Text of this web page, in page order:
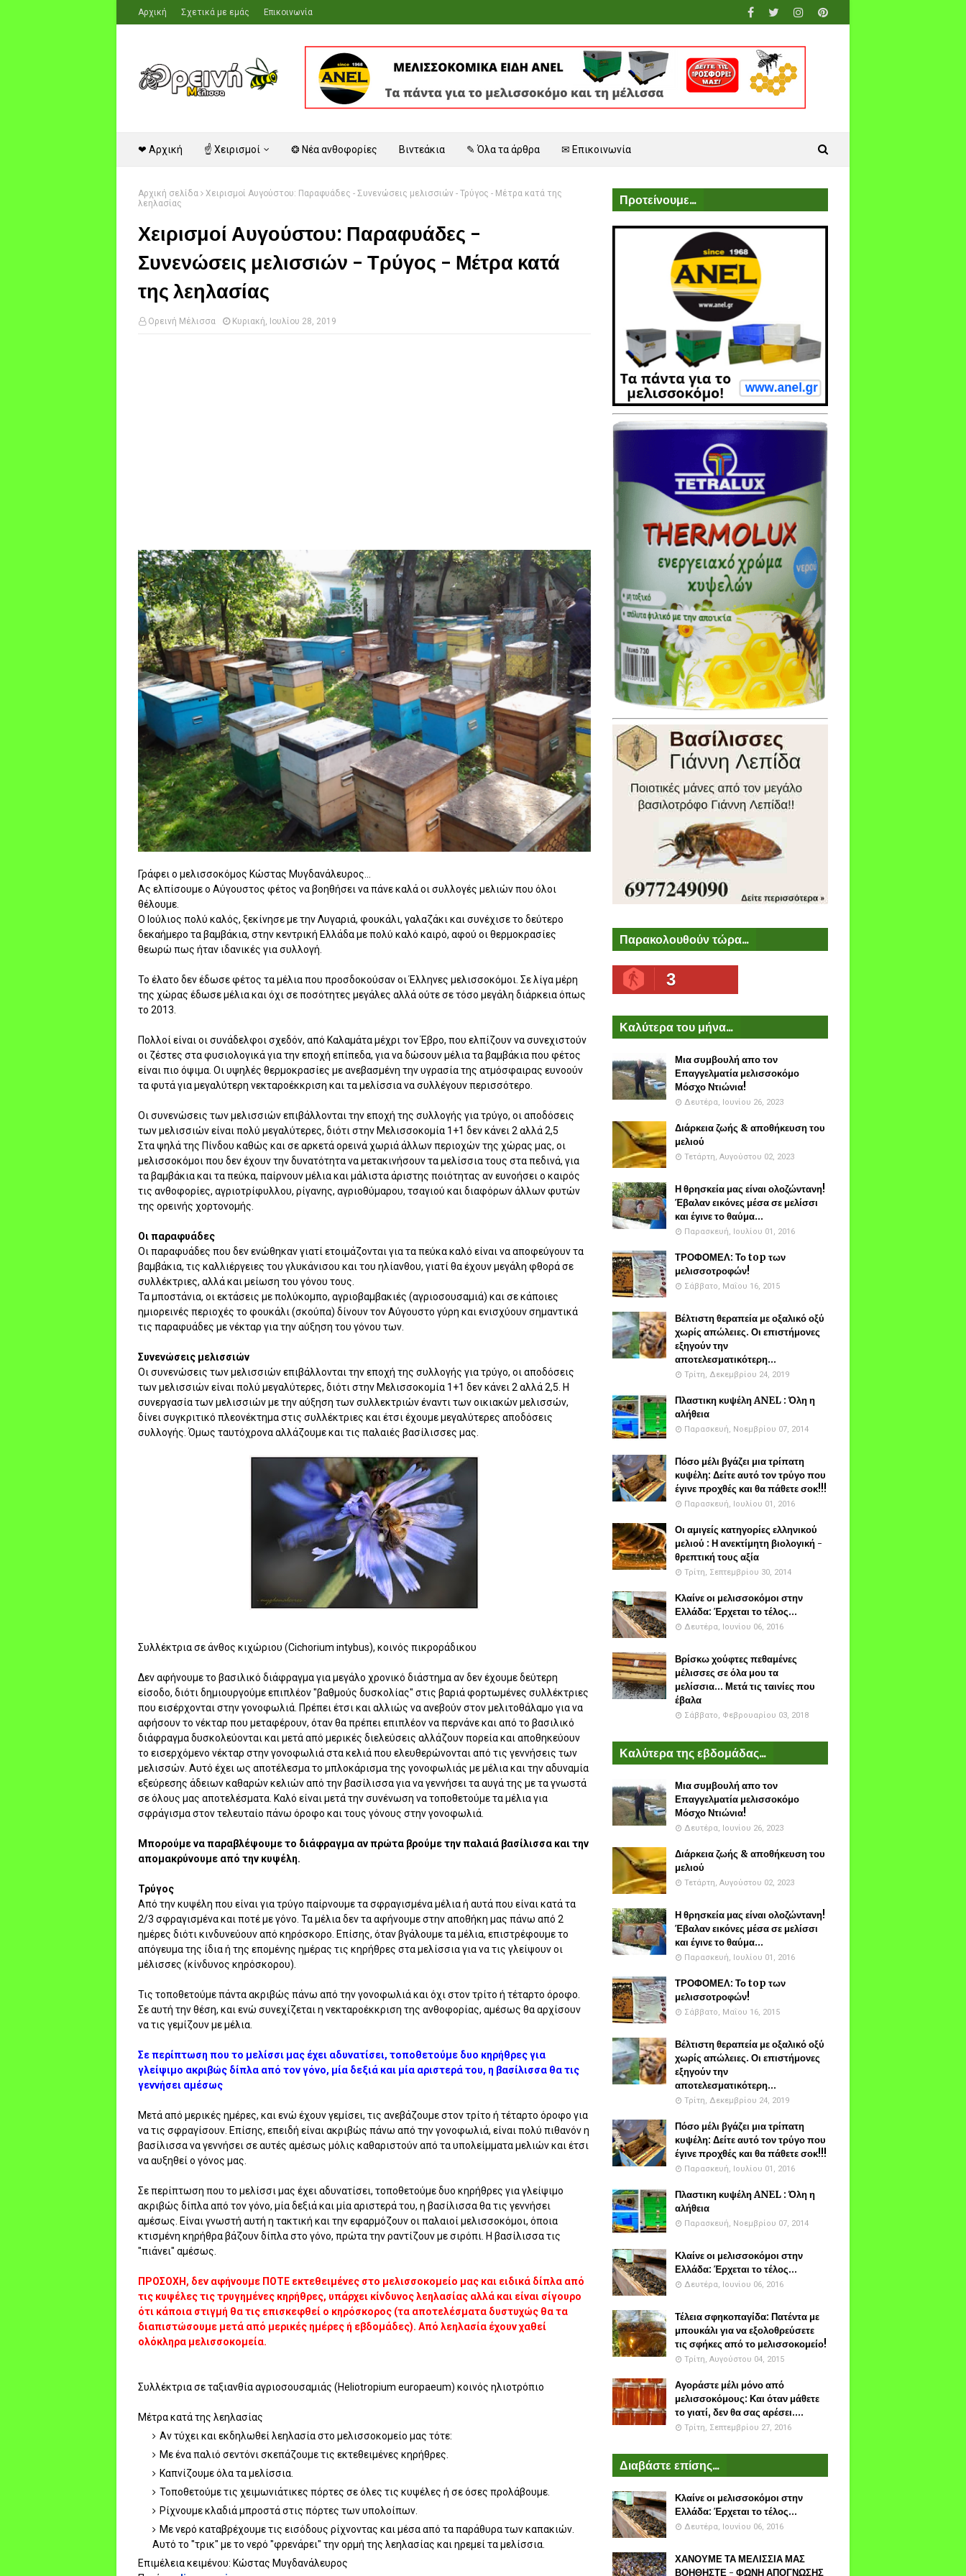
Αρχική Σχετικά με εμάς Επικοινωνία
❤ Αρχική ☝ Χειρισμοί ❂ Νέα ανθοφορίες Βιντεάκια ✎ Όλα τα άρθρα ✉ Επικοινωνία
Αρχική σελίδα
Χειρισμοί Αυγούστου: Παραφυάδες - Συνενώσεις μελισσιών - Τρύγος - Μέτρα κατά της
λεηλασίας
Χειρισμοί Αυγούστου: Παραφυάδες -
Συνενώσεις μελισσιών - Τρύγος - Μέτρα κατά
της λεηλασίας
Ορεινή Μέλισσα Κυριακή, Ιουλίου 28, 2019
Γράφει ο μελισσοκόμος Κώστας Μυγδανάλευρος...
Ας ελπίσουμε ο Αύγουστος φέτος να βοηθήσει να πάνε καλά οι συλλογές μελιών που όλοι
θέλουμε.
Ο Ιούλιος πολύ καλός, ξεκίνησε με την Λυγαριά, φουκάλι, γαλαζάκι και συνέχισε το δεύτερο
δεκαήμερο τα βαμβάκια, στην κεντρική Ελλάδα με πολύ καλό καιρό, αφού οι θερμοκρασίες
θεωρώ πως ήταν ιδανικές για συλλογή.
Το έλατο δεν έδωσε φέτος τα μέλια που προσδοκούσαν οι Έλληνες μελισσοκόμοι. Σε λίγα μέρη
της χώρας έδωσε μέλια και όχι σε ποσότητες μεγάλες αλλά ούτε σε τόσο μεγάλη διάρκεια όπως
το 2013.
Πολλοί είναι οι συνάδελφοι σχεδόν, από Καλαμάτα μέχρι τον Έβρο, που ελπίζουν να συνεχιστούν
οι ζέστες στα φυσιολογικά για την εποχή επίπεδα, για να δώσουν μέλια τα βαμβάκια που φέτος
είναι πιο όψιμα. Οι υψηλές θερμοκρασίες με ανεβασμένη την υγρασία της ατμόσφαιρας ευνοούν
τα φυτά για μεγαλύτερη νεκταροέκκριση και τα μελίσσια να συλλέγουν περισσότερο.
Οι συνενώσεις των μελισσιών επιβάλλονται την εποχή της συλλογής για τρύγο, οι αποδόσεις
των μελισσιών είναι πολύ μεγαλύτερες, διότι στην Μελισσοκομία 1+1 δεν κάνει 2 αλλά 2,5
Στα ψηλά της Πίνδου καθώς και σε αρκετά ορεινά χωριά άλλων περιοχών της χώρας μας, οι
μελισσοκόμοι που δεν έχουν την δυνατότητα να μετακινήσουν τα μελίσσια τους στα πεδινά, για
τα βαμβάκια και τα πεύκα, παίρνουν μέλια και μάλιστα άριστης ποιότητας αν ευνοήσει ο καιρός
τις ανθοφορίες, αγριοτρίφυλλου, ρίγανης, αγριοθύμαρου, τσαγιού και διαφόρων άλλων φυτών
της ορεινής χορτονομής.
Οι παραφυάδες
Οι παραφυάδες που δεν ενώθηκαν γιατί ετοιμάζονται για τα πεύκα καλό είναι να αποφεύγουν τα
βαμβάκια, τις καλλιέργειες του γλυκάνισου και του ηλίανθου, γιατί θα έχουν μεγάλη φθορά σε
συλλέκτριες, αλλά και μείωση του γόνου τους.
Τα μποστάνια, οι εκτάσεις με πολύκομπο, αγριοβαμβακιές (αγριοσουσαμιά) και σε κάποιες
ημιορεινές περιοχές το φουκάλι (σκούπα) δίνουν τον Αύγουστο γύρη και ενισχύουν σημαντικά
τις παραφυάδες με νέκταρ για την αύξηση του γόνου των.
Συνενώσεις μελισσιών
Οι συνενώσεις των μελισσιών επιβάλλονται την εποχή της συλλογής για τρύγο, οι αποδόσεις
των μελισσιών είναι πολύ μεγαλύτερες, διότι στην Μελισσοκομία 1+1 δεν κάνει 2 αλλά 2,5. Η
συνεργασία των μελισσιών με την αύξηση των συλλεκτριών έναντι των οικιακών μελισσών,
δίνει συγκριτικό πλεονέκτημα στις συλλέκτριες και έτσι έχουμε μεγαλύτερες αποδόσεις
συλλογής. Όμως ταυτόχρονα αλλάζουμε και τις παλαιές βασίλισσες μας.
Συλλέκτρια σε άνθος κιχώριου (Cichorium intybus), κοινός πικροράδικου
Δεν αφήνουμε το βασιλικό διάφραγμα για μεγάλο χρονικό διάστημα αν δεν έχουμε δεύτερη
είσοδο, διότι δημιουργούμε επιπλέον "βαθμούς δυσκολίας" στις βαριά φορτωμένες συλλέκτριες
που εισέρχονται στην γονοφωλιά. Πρέπει έτσι και αλλιώς να ανεβούν στον μελιτοθάλαμο για να
αφήσουν το νέκταρ που μεταφέρουν, όταν θα πρέπει επιπλέον να περνάνε και από το βασιλικό
διάφραγμα δυσκολεύονται και μετά από μερικές διελεύσεις αλλάζουν πορεία και αποθηκεύουν
το εισερχόμενο νέκταρ στην γονοφωλιά στα κελιά που ελευθερώνονται από τις γεννήσεις των
μελισσών. Αυτό έχει ως αποτέλεσμα το μπλοκάρισμα της γονοφωλιάς με μέλια και την αδυναμία
εξεύρεσης άδειων καθαρών κελιών από την βασίλισσα για να γεννήσει τα αυγά της με τα γνωστά
σε όλους μας αποτελέσματα. Καλό είναι μετά την συνένωση να τοποθετούμε τα μέλια για
σφράγισμα στον τελευταίο πάνω όροφο και τους γόνους στην γονοφωλιά.
Μπορούμε να παραβλέψουμε το διάφραγμα αν πρώτα βρούμε την παλαιά βασίλισσα και την
απομακρύνουμε από την κυψέλη.
Τρύγος
Από την κυψέλη που είναι για τρύγο παίρνουμε τα σφραγισμένα μέλια ή αυτά που είναι κατά τα
2/3 σφραγισμένα και ποτέ με γόνο. Τα μέλια δεν τα αφήνουμε στην αποθήκη μας πάνω από 2
ημέρες διότι κινδυνεύουν από κηρόσκορο. Επίσης, όταν βγάλουμε τα μέλια, επιστρέφουμε το
απόγευμα της ίδια ή της επομένης ημέρας τις κηρήθρες στα μελίσσια για να τις γλείψουν οι
μέλισσες (κίνδυνος κηρόσκορου).
Τις τοποθετούμε πάντα ακριβώς πάνω από την γονοφωλιά και όχι στον τρίτο ή τέταρτο όροφο.
Σε αυτή την θέση, και ενώ συνεχίζεται η νεκταροέκκριση της ανθοφορίας, αμέσως θα αρχίσουν
να τις γεμίζουν με μέλια.
Σε περίπτωση που το μελίσσι μας έχει αδυνατίσει, τοποθετούμε δυο κηρήθρες για
γλείψιμο ακριβώς δίπλα από τον γόνο, μία δεξιά και μία αριστερά του, η βασίλισσα θα τις
γεννήσει αμέσως
Μετά από μερικές ημέρες, και ενώ έχουν γεμίσει, τις ανεβάζουμε στον τρίτο ή τέταρτο όροφο για
να τις σφραγίσουν. Επίσης, επειδή είναι ακριβώς πάνω από την γονοφωλιά, είναι πολύ πιθανόν η
βασίλισσα να γεννήσει σε αυτές αμέσως μόλις καθαριστούν από τα υπολείμματα μελιών και έτσι
να αυξηθεί ο γόνος μας.
Σε περίπτωση που το μελίσσι μας έχει αδυνατίσει, τοποθετούμε δυο κηρήθρες για γλείψιμο
ακριβώς δίπλα από τον γόνο, μία δεξιά και μία αριστερά του, η βασίλισσα θα τις γεννήσει
αμέσως. Είναι γνωστή αυτή η τακτική και την εφαρμόζουν οι παλαιοί μελισσοκόμοι, όποια
κτισμένη κηρήθρα βάζουν δίπλα στο γόνο, πρώτα την ραντίζουν με σιρόπι. Η βασίλισσα τις
"πιάνει" αμέσως.
ΠΡΟΣΟΧΗ, δεν αφήνουμε ΠΟΤΕ εκτεθειμένες στο μελισσοκομείο μας και ειδικά δίπλα από
τις κυψέλες τις τρυγημένες κηρήθρες, υπάρχει κίνδυνος λεηλασίας αλλά και είναι σίγουρο
ότι κάποια στιγμή θα τις επισκεφθεί ο κηρόσκορος (τα αποτελέσματα δυστυχώς θα τα
διαπιστώσουμε μετά από μερικές ημέρες ή εβδομάδες). Από λεηλασία έχουν χαθεί
ολόκληρα μελισσοκομεία.
Συλλέκτρια σε ταξιανθία αγριοσουσαμιάς (Heliotropium europaeum) κοινός ηλιοτρόπιο
Μέτρα κατά της λεηλασίας
Αν τύχει και εκδηλωθεί λεηλασία στο μελισσοκομείο μας τότε:
Με ένα παλιό σεντόνι σκεπάζουμε τις εκτεθειμένες κηρήθρες.
Καπνίζουμε όλα τα μελίσσια.
Τοποθετούμε τις χειμωνιάτικες πόρτες σε όλες τις κυψέλες ή σε όσες προλάβουμε.
Ρίχνουμε κλαδιά μπροστά στις πόρτες των υπολοίπων.
Με νερό καταβρέχουμε τις εισόδους ρίχνοντας και μέσα από τα παράθυρα των καπακιών.
Αυτό το "τρικ" με το νερό "φρενάρει" την ορμή της λεηλασίας και ηρεμεί τα μελίσσια.
Επιμέλεια κειμένου: Κώστας Μυγδανάλευρος
Προτείνουμε...
Παρακολουθούν τώρα...
3
Καλύτερα του μήνα...
Μια συμβουλή απο τον
Επαγγελματία μελισσοκόμο
Μόσχο Ντιώνια!
Δευτέρα, Ιουνίου 26, 2023
Διάρκεια ζωής & αποθήκευση του
μελιού
Τετάρτη, Αυγούστου 02, 2023
Η θρησκεία μας είναι ολοζώντανη!
Έβαλαν εικόνες μέσα σε μελίσσι
και έγινε το θαύμα...
Παρασκευή, Ιουλίου 01, 2016
ΤΡΟΦΟΜΕΛ: Το top των
μελισσοτροφών!
Σάββατο, Μαΐου 16, 2015
Βέλτιστη θεραπεία με οξαλικό οξύ
χωρίς απώλειες. Οι επιστήμονες
εξηγούν την
αποτελεσματικότερη...
Τρίτη, Δεκεμβρίου 24, 2019
Πλαστικη κυψέλη ANEL : Όλη η
αλήθεια
Παρασκευή, Νοεμβρίου 07, 2014
Πόσο μέλι βγάζει μια τρίπατη
κυψέλη: Δείτε αυτό τον τρύγο που
έγινε προχθές και θα πάθετε σοκ!!!
Παρασκευή, Ιουλίου 01, 2016
Οι αμιγείς κατηγορίες ελληνικού
μελιού : Η ανεκτίμητη βιολογική -
θρεπτική τους αξία
Τρίτη, Σεπτεμβρίου 30, 2014
Κλαίνε οι μελισσοκόμοι στην
Ελλάδα: Έρχεται το τέλος...
Δευτέρα, Ιουνίου 06, 2016
Βρίσκω χούφτες πεθαμένες
μέλισσες σε όλα μου τα
μελίσσια... Μετά τις ταινίες που
έβαλα
Σάββατο, Φεβρουαρίου 03, 2018
Καλύτερα της εβδομάδας...
Μια συμβουλή απο τον
Επαγγελματία μελισσοκόμο
Μόσχο Ντιώνια!
Δευτέρα, Ιουνίου 26, 2023
Διάρκεια ζωής & αποθήκευση του
μελιού
Τετάρτη, Αυγούστου 02, 2023
Η θρησκεία μας είναι ολοζώντανη!
Έβαλαν εικόνες μέσα σε μελίσσι
και έγινε το θαύμα...
Παρασκευή, Ιουλίου 01, 2016
ΤΡΟΦΟΜΕΛ: Το top των
μελισσοτροφών!
Σάββατο, Μαΐου 16, 2015
Βέλτιστη θεραπεία με οξαλικό οξύ
χωρίς απώλειες. Οι επιστήμονες
εξηγούν την
αποτελεσματικότερη...
Τρίτη, Δεκεμβρίου 24, 2019
Πόσο μέλι βγάζει μια τρίπατη
κυψέλη: Δείτε αυτό τον τρύγο που
έγινε προχθές και θα πάθετε σοκ!!!
Παρασκευή, Ιουλίου 01, 2016
Πλαστικη κυψέλη ANEL : Όλη η
αλήθεια
Παρασκευή, Νοεμβρίου 07, 2014
Κλαίνε οι μελισσοκόμοι στην
Ελλάδα: Έρχεται το τέλος...
Δευτέρα, Ιουνίου 06, 2016
Τέλεια σφηκοπαγίδα: Πατέντα με
μπουκάλι για να εξολοθρεύσετε
τις σφήκες από το μελισσοκομείο!
Τρίτη, Αυγούστου 04, 2015
Αγοράστε μέλι μόνο από
μελισσοκόμους: Και όταν μάθετε
το γιατί, δεν θα σας αρέσει....
Τρίτη, Σεπτεμβρίου 27, 2016
Διαβάστε επίσης...
Κλαίνε οι μελισσοκόμοι στην
Ελλάδα: Έρχεται το τέλος...
Δευτέρα, Ιουνίου 06, 2016
ΧΑΝΟΥΜΕ ΤΑ ΜΕΛΙΣΣΙΑ ΜΑΣ
ΒΟΗΘΗΣΤΕ - ΦΩΝΗ ΑΠΟΓΝΩΣΗΣ